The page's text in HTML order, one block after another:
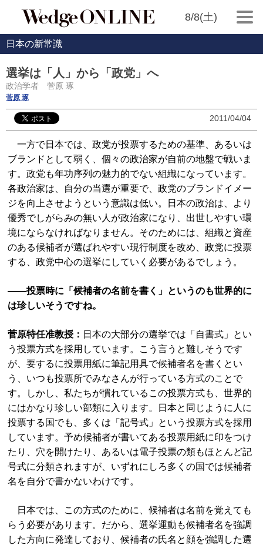
8/8(土)
日本の新常識
選挙は「人」から「政党」へ
政治学者 菅原 琢
菅原 琢
2011/04/04
一方で日本では、政党が投票するための基準、あるいは
ブランドとして弱く、個々の政治家が自前の地盤で戦いま
す。政党も年功序列の魅力的でない組織になっています。
各政治家は、自分の当選が重要で、政党のブランドイメー
ジを向上させようという意識は低い。日本の政治は、より
優秀でしがらみの無い人が政治家になり、出世しやすい環
境にならなければなりません。そのためには、組織と資産
のある候補者が選ばれやすい現行制度を改め、政党に投票
する、政党中心の選挙にしていく必要があるでしょう。
――投票時に「候補者の名前を書く」というのも世界的に
は珍しいそうですね。
菅原特任准教授： 日本の大部分の選挙では「自書式」とい
う投票方式を採用しています。こう言うと難しそうです
が、要するに投票用紙に筆記用具で候補者名を書くとい
う、いつも投票所でみなさんが行っている方式のことで
す。しかし、私たちが慣れているこの投票方式も、世界的
にはかなり珍しい部類に入ります。日本と同じように人に
投票する国でも、多くは「記号式」という投票方式を採用
しています。予め候補者が書いてある投票用紙に印をつけ
たり、穴を開けたり、あるいは電子投票の類もほとんど記
号式に分類されますが、いずれにしろ多くの国では候補者
名を自分で書かないわけです。
日本では、この方式のために、候補者は名前を覚えても
らう必要があります。だから、選挙運動も候補者名を強調
した方向に発達しており、候補者の氏名と顔を強調した選